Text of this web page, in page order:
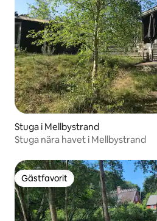
Stuga i Mellbystrand
Stuga nära havet i Mellbystrand
Gästfavorit
Gästfavorit